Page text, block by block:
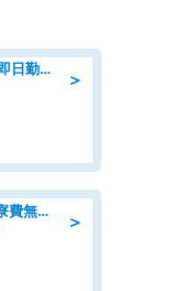
＞
経理/病院での経理事務のお仕事/即日勤務可/車通勤可/経理/一般事務
＞
組立・組付け/高収入/日払いOK/寮費無料/交替制/20・30・40代活躍中